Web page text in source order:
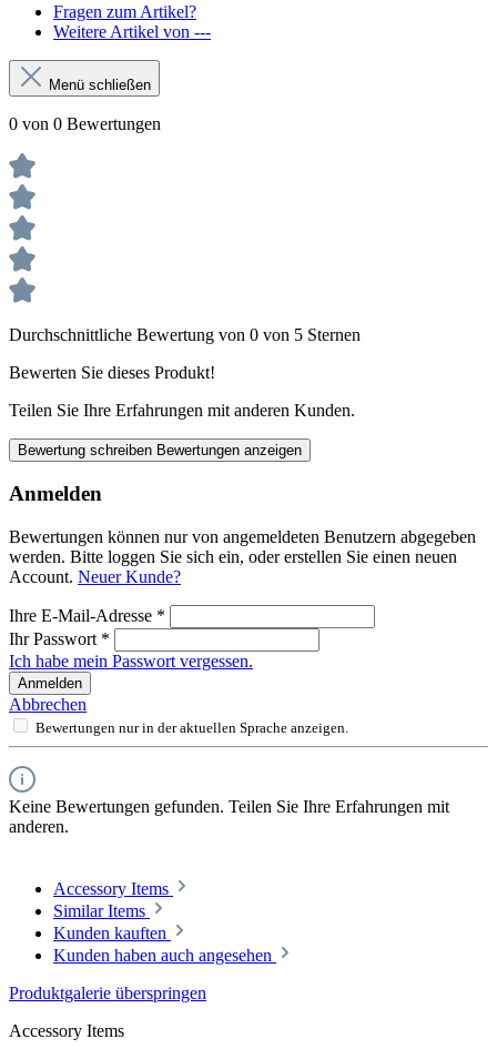
Fragen zum Artikel?
Weitere Artikel von ---
Menü schließen
0 von 0 Bewertungen
Durchschnittliche Bewertung von 0 von 5 Sternen
Bewerten Sie dieses Produkt!
Teilen Sie Ihre Erfahrungen mit anderen Kunden.
Bewertung schreiben Bewertungen anzeigen
Anmelden
Bewertungen können nur von angemeldeten Benutzern abgegeben
werden. Bitte loggen Sie sich ein, oder erstellen Sie einen neuen
Account. Neuer Kunde?
Ihre E-Mail-Adresse *
Ihr Passwort *
Ich habe mein Passwort vergessen.
Anmelden
Abbrechen
Bewertungen nur in der aktuellen Sprache anzeigen.
Keine Bewertungen gefunden. Teilen Sie Ihre Erfahrungen mit
anderen.
Accessory Items
Similar Items
Kunden kauften
Kunden haben auch angesehen
Produktgalerie überspringen
Accessory Items